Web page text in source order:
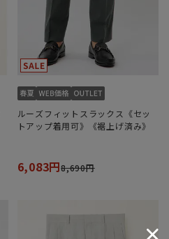
ルーズフィットスラックス《セッ
トアップ着用可》《裾上げ済み》
6,083円8,690円